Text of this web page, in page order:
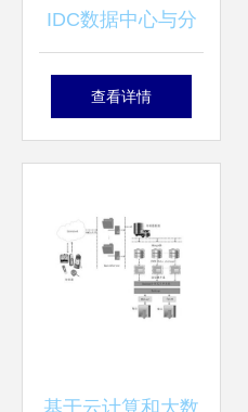
IDC数据中心与分
布式存储 数据处理
查看详情
基于云计算和大数